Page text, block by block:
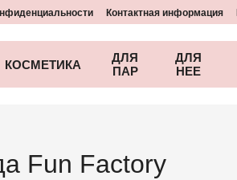
Контактная информация
КОСМЕТИКА
ДЛЯ
ПАР
ДЛЯ
НЕЕ
Fun Factory